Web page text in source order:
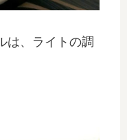
は、ライトの調